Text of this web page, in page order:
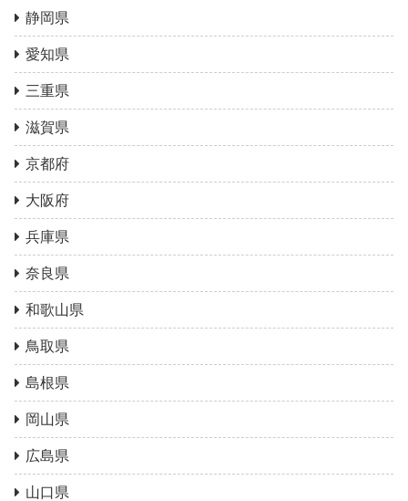
静岡県
愛知県
三重県
滋賀県
京都府
大阪府
兵庫県
奈良県
和歌山県
鳥取県
島根県
岡山県
広島県
山口県